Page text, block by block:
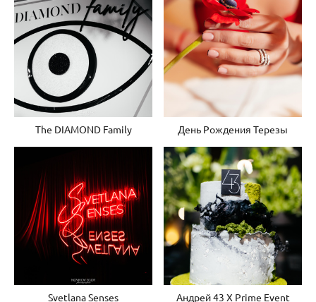
The DIAMOND Family День Рождения Терезы
Svetlana Senses Андрей 43 X Prime Event